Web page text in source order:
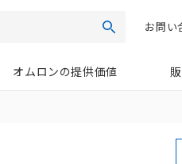
検索お問い
オムロンの提供価値